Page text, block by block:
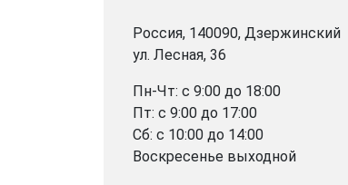
Россия, 140090, Дзержинский
ул. Лесная, 36
Пн-Чт: с 9:00 до 18:00
Пт: с 9:00 до 17:00
Сб: с 10:00 до 14:00
Воскресенье выходной